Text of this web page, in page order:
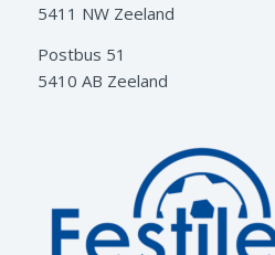
5411 NW Zeeland
Postbus 51
5410 AB Zeeland